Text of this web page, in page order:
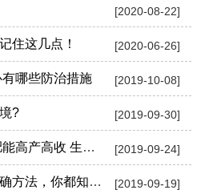
[2020-08-22]
[2020-06-26]
住这几点！
[2019-10-08]
哪些防治措施
[2019-09-30]
?
[2019-09-24]
收 生姜施肥技巧
[2019-09-19]
，你都知道吗？